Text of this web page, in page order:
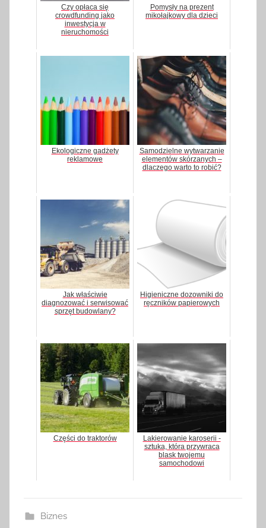
Czy opłaca się
crowdfunding jako
inwestycja w
nieruchomości
Pomysły na prezent
mikołajkowy dla dzieci
Ekologiczne gadżety
reklamowe
Samodzielne wytwarzanie
elementów skórzanych –
dlaczego warto to robić?
Jak właściwie
diagnozować i serwisować
sprzęt budowlany?
Higieniczne dozowniki do
ręczników papierowych
Części do traktorów
Lakierowanie karoserii -
sztuka, która przywraca
blask twojemu
samochodowi
Biznes